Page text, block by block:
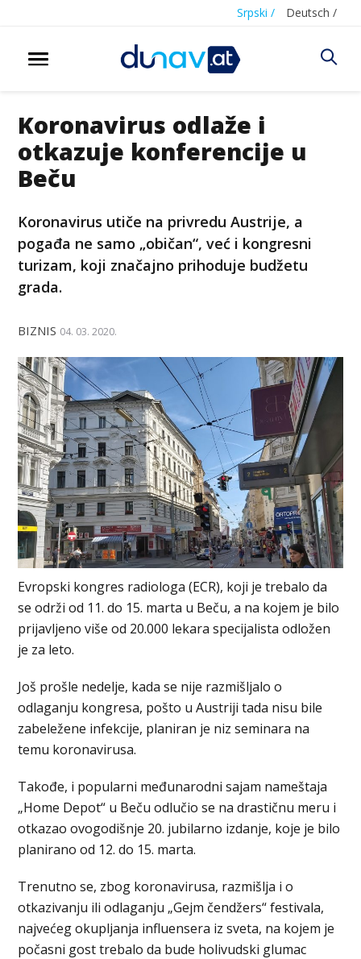
Srpski / Deutsch /
Koronavirus odlaže i
otkazuje konferencije u
Beču
Koronavirus utiče na privredu Austrije, a
pogađa ne samo „običan“, već i kongresni
turizam, koji značajno prihoduje budžetu
grada.
BIZNIS 04. 03. 2020.
Evropski kongres radiologa (ECR), koji je trebalo da
se održi od 11. do 15. marta u Beču, a na kojem je bilo
prijavljeno više od 20.000 lekara specijalista odložen
je za leto.
Još prošle nedelje, kada se nije razmišljalo o
odlaganju kongresa, pošto u Austriji tada nisu bile
zabeležene infekcije, planiran je niz seminara na
temu koronavirusa.
Takođe, i popularni međunarodni sajam nameštaja
„Home Depot“ u Beču odlučio se na drastičnu meru i
otkazao ovogodišnje 20. jubilarno izdanje, koje je bilo
planirano od 12. do 15. marta.
Trenutno se, zbog koronavirusa, razmišlja i o
otkazivanju ili odlaganju „Gejm čendžers“ festivala,
najvećeg okupljanja influensera iz sveta, na kojem je
počasni gost trebalo da bude holivudski glumac